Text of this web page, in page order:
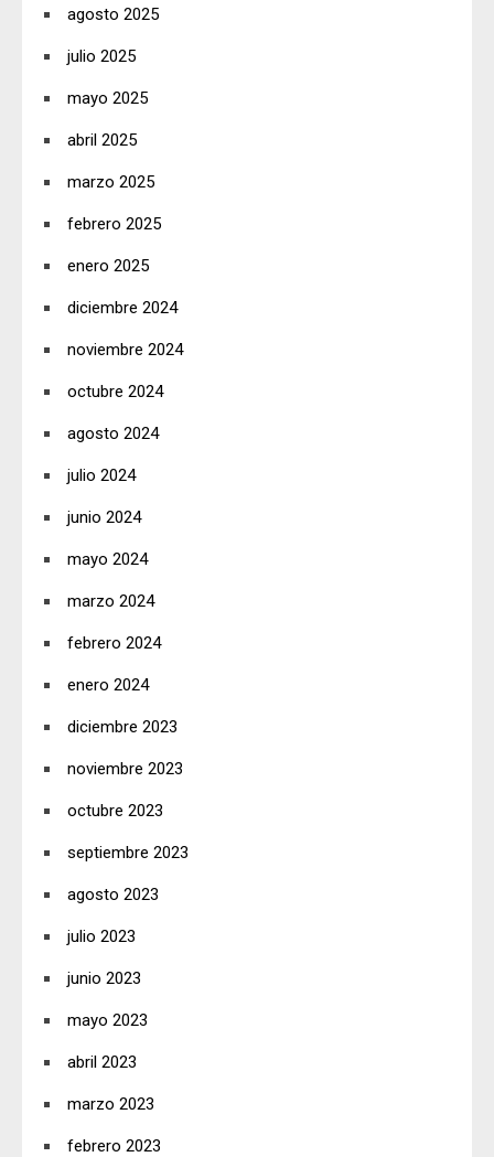
agosto 2025
julio 2025
mayo 2025
abril 2025
marzo 2025
febrero 2025
enero 2025
diciembre 2024
noviembre 2024
octubre 2024
agosto 2024
julio 2024
junio 2024
mayo 2024
marzo 2024
febrero 2024
enero 2024
diciembre 2023
noviembre 2023
octubre 2023
septiembre 2023
agosto 2023
julio 2023
junio 2023
mayo 2023
abril 2023
marzo 2023
febrero 2023